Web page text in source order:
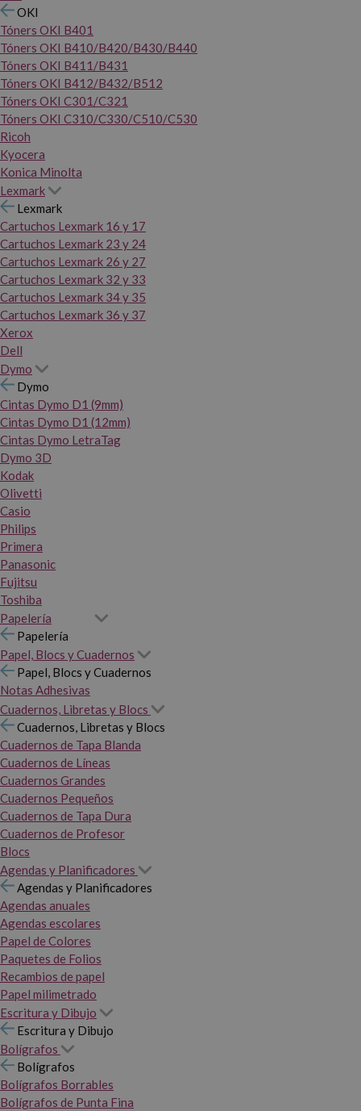
OKI
Tóners OKI B401
Tóners OKI B410/B420/B430/B440
Tóners OKI B411/B431
Tóners OKI B412/B432/B512
Tóners OKI C301/C321
Tóners OKI C310/C330/C510/C530
Ricoh
Kyocera
Konica Minolta
Lexmark
Lexmark
Cartuchos Lexmark 16 y 17
Cartuchos Lexmark 23 y 24
Cartuchos Lexmark 26 y 27
Cartuchos Lexmark 32 y 33
Cartuchos Lexmark 34 y 35
Cartuchos Lexmark 36 y 37
Xerox
Dell
Dymo
Dymo
Cintas Dymo D1 (9mm)
Cintas Dymo D1 (12mm)
Cintas Dymo LetraTag
Dymo 3D
Kodak
Olivetti
Casio
Philips
Primera
Panasonic
Fujitsu
Toshiba
Papelería
Papelería
Papel, Blocs y Cuadernos
Papel, Blocs y Cuadernos
Notas Adhesivas
Cuadernos, Libretas y Blocs
Cuadernos, Libretas y Blocs
Cuadernos de Tapa Blanda
Cuadernos de Líneas
Cuadernos Grandes
Cuadernos Pequeños
Cuadernos de Tapa Dura
Cuadernos de Profesor
Blocs
Agendas y Planificadores
Agendas y Planificadores
Agendas anuales
Agendas escolares
Papel de Colores
Paquetes de Folios
Recambios de papel
Papel milimetrado
Escritura y Dibujo
Escritura y Dibujo
Bolígrafos
Bolígrafos
Bolígrafos Borrables
Bolígrafos de Punta Fina